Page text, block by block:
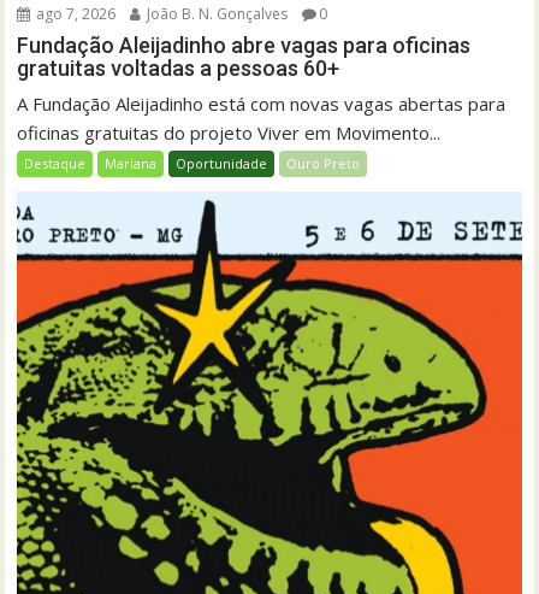
ago 7, 2026 João B. N. Gonçalves 0
Fundação Aleijadinho abre vagas para oficinas
gratuitas voltadas a pessoas 60+
A Fundação Aleijadinho está com novas vagas abertas para
oficinas gratuitas do projeto Viver em Movimento...
Destaque Mariana Oportunidade Ouro Preto